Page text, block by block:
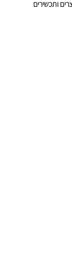
ותכשירים